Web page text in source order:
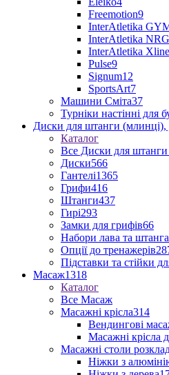
Freemotion9
InterAtletika
InterAtletika NRG
InterAtletika Xline
Pulse9
Signum12
SportsArt7
Машини Сміта37
Турніки настінні для
Диски для штанги (млинці),
Каталог
Все Диски для штанги
Диски566
Гантелі1365
Грифи416
Штанги437
Гирі293
Замки для грифів66
Набори лава та штанга
Опції до тренажерів
Підставки та стійки
Масаж1318
Каталог
Все Масаж
Масажні крісла314
Вендингові
Масажні крісла
Масажні столи
Ніжки з